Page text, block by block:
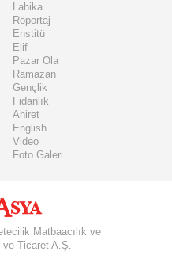
Lahika
Röportaj
Enstitü
Elif
Pazar Ola
Ramazan
Gençlik
Fidanlık
Ahiret
English
Video
Foto Galeri
Matbaacılık ve
ve Ticaret A.Ş.